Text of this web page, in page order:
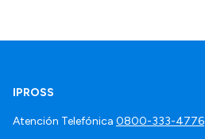
IPROSS
Atención Telefónica 0800-333-4776